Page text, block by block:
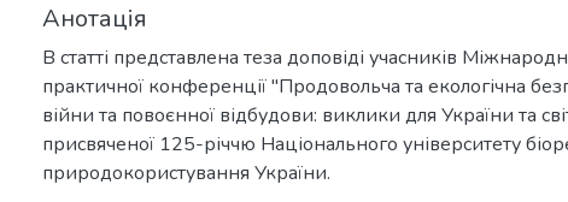
Анотація
В статті представлена теза доповіді учасників
практичної конференції "Продовольча та екологічна
війни та повоєнної відбудови: виклики для України та
присвяченої 125-річчю Національного університету
природокористування України.